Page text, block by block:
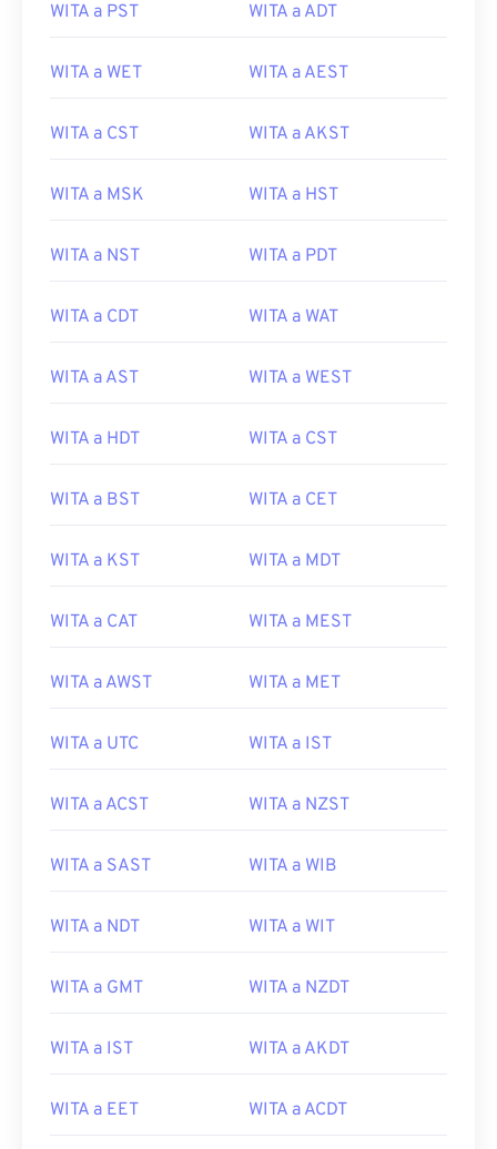
WITA a PST WITA a ADT
WITA a WET WITA a AEST
WITA a CST WITA a AKST
WITA a MSK WITA a HST
WITA a NST WITA a PDT
WITA a CDT WITA a WAT
WITA a AST WITA a WEST
WITA a HDT WITA a CST
WITA a BST WITA a CET
WITA a KST WITA a MDT
WITA a CAT WITA a MEST
WITA a AWST WITA a MET
WITA a UTC WITA a IST
WITA a ACST WITA a NZST
WITA a SAST WITA a WIB
WITA a NDT WITA a WIT
WITA a GMT WITA a NZDT
WITA a IST WITA a AKDT
WITA a EET WITA a ACDT